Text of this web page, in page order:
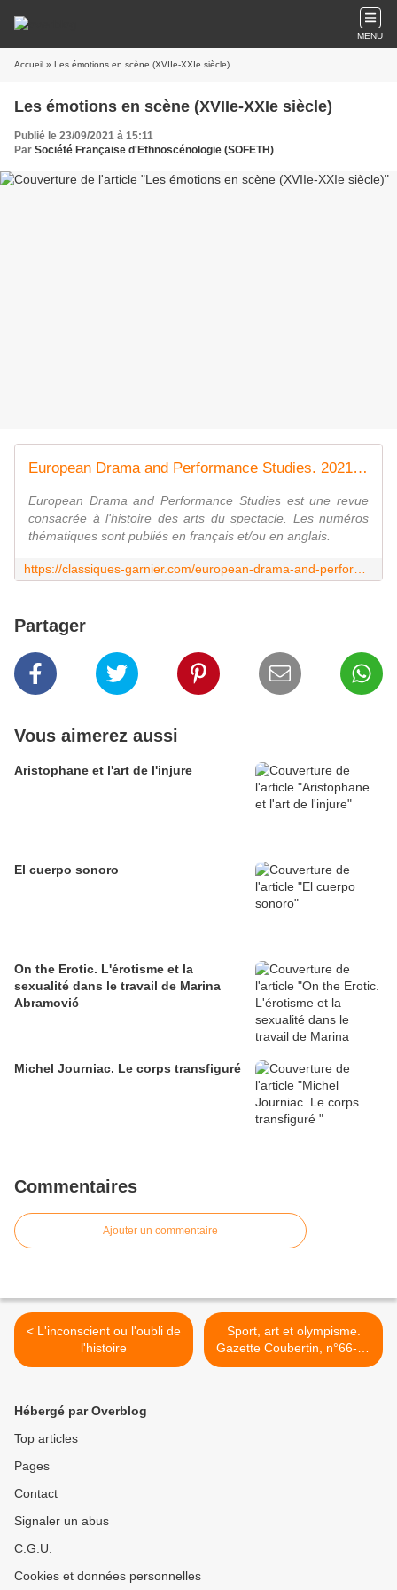
MENU
Accueil » Les émotions en scène (XVIIe-XXIe siècle)
Les émotions en scène (XVIIe-XXIe siècle)
Publié le 23/09/2021 à 15:11
Par Société Française d'Ethnoscénologie (SOFETH)
European Drama and Performance Studies. 2021 - 2, n° 17. Les émotions en scène (xviie-xxie siècle)
European Drama and Performance Studies est une revue
consacrée à l'histoire des arts du spectacle. Les numéros
thématiques sont publiés en français et/ou en anglais.
Partager
Vous aimerez aussi
Aristophane et l'art de l'injure
El cuerpo sonoro
On the Erotic. L'érotisme et la
sexualité dans le travail de Marina
Abramović
Michel Journiac. Le corps transfiguré
Commentaires
Ajouter un commentaire
< L'inconscient ou l'oubli de
l'histoire
Sport, art et olympisme.
Gazette Coubertin, n°66-67
>
Hébergé par Overblog
Top articles
Pages
Contact
Signaler un abus
C.G.U.
Cookies et données personnelles